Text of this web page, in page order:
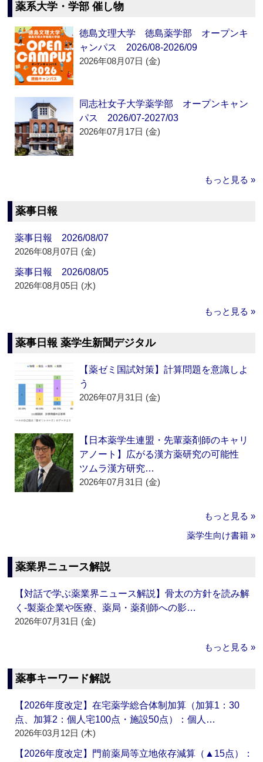
薬系大学・学部 催し物
徳島文理大学 徳島薬学部 オープンキ
ャンパス 2026/08-2026/09
2026年08月07日 (金)
同志社女子大学薬学部 オープンキャン
パス 2026/07-2027/03
2026年07月17日 (金)
もっと見る »
薬事日報
薬事日報 2026/08/07
2026年08月07日 (金)
薬事日報 2026/08/05
2026年08月05日 (水)
もっと見る »
薬事日報 薬学生新聞デジタル
【薬ゼミ国試対策】計算問題を意識しよ
う
2026年07月31日 (金)
【日本薬学生連盟・先輩薬剤師のキャリ
アノート】広がる漢方薬研究の可能性
ツムラ漢方研究…
2026年07月31日 (金)
もっと見る »
薬学生向け書籍 »
薬業界ニュース解説
【対話で学ぶ薬業界ニュース解説】骨太の方針を読み解
く‐製薬企業や医療、薬局・薬剤師への影…
2026年07月31日 (金)
もっと見る »
薬事キーワード解説
【2026年度改定】在宅薬学総合体制加算（加算1：30
点、加算2：個人宅100点・施設50点）：個人…
2026年03月12日 (木)
【2026年度改定】門前薬局等立地依存減算（▲15点）：